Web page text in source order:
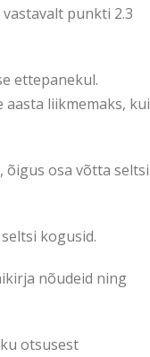
punkti 2.3
ettepanekul.
liikmemaks, kui
õigus osa võtta seltsi
kogusid.
nõudeid ning
otsusest